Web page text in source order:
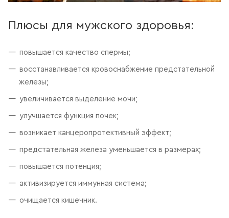
Плюсы для мужского здоровья:
повышается качество спермы;
восстанавливается кровоснабжение предстательной
железы;
увеличивается выделение мочи;
улучшается функция почек;
возникает канцеропротективный эффект;
предстательная железа уменьшается в размерах;
повышается потенция;
активизируется иммунная система;
очищается кишечник.